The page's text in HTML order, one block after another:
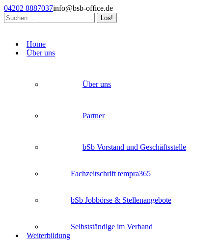
Zum
Inhalt
springen
04202 8887037info@bsb-office.de
Search:
opens
opens
opens
Home
Über uns
Über uns
Partner
bSb Vorstand und Geschäftsstelle
Fachzeitschrift tempra365
bSb Jobbörse & Stellenangebote
Selbstständige im Verband
Weiterbildung